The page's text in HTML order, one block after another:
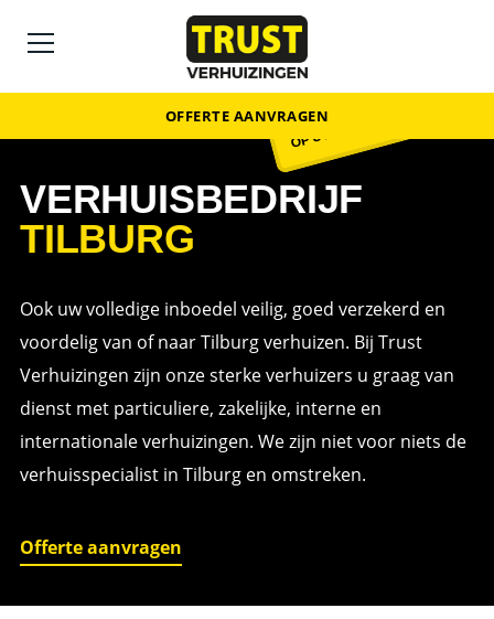
OFFERTE AANVRAGEN
BESPAAR 50%
OP UW VERHUIZING
VERHUISBEDRIJF
TILBURG
Ook uw volledige inboedel veilig, goed verzekerd en
voordelig van of naar Tilburg verhuizen. Bij Trust
Verhuizingen zijn onze sterke verhuizers u graag van
dienst met particuliere, zakelijke, interne en
internationale verhuizingen. We zijn niet voor niets de
verhuisspecialist in Tilburg en omstreken.
Offerte aanvragen